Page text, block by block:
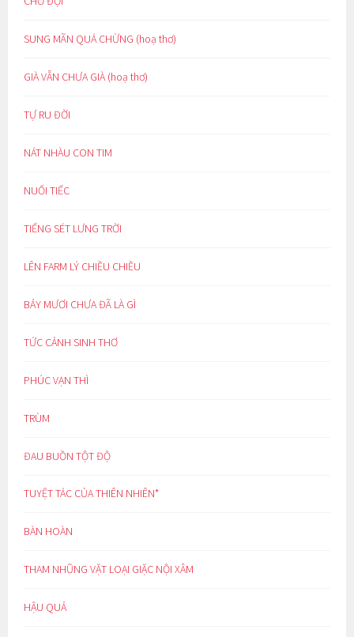
SUNG MÃN QUÁ CHỪNG (hoạ thơ)
GIÀ VẪN CHƯA GIÀ (hoạ thơ)
TỰ RU ĐỜI
NÁT NHÀU CON TIM
NUỐI TIẾC
TIẾNG SÉT LƯNG TRỜI
LÊN FARM LÝ CHIỀU CHIỀU
BẢY MƯƠI CHƯA ĐÃ LÀ GÌ
TỨC CẢNH SINH THƠ
PHÚC VẠN THÌ
TRÙM
ĐAU BUỒN TỘT ĐỘ
TUYỆT TÁC CỦA THIÊN NHIÊN*
BÀN HOÀN
THAM NHŨNG VẶT LOẠI GIẶC NỘI XÂM
HẬU QUẢ